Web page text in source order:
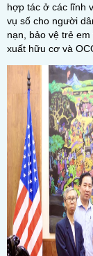
hợp tác ở các lĩnh
vụ số cho người
nạn, bảo vệ trẻ
xuất hữu cơ và